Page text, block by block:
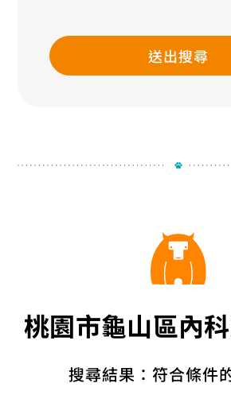
送出搜尋
桃園市龜山區內
搜尋結果：符合條件